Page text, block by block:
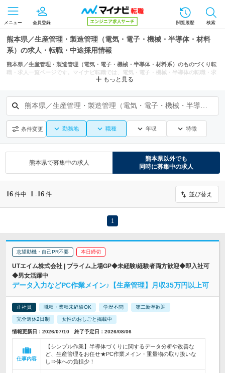
メニュー 会員登録 閲覧履歴 検索
熊本県／生産管理・製造管理（電気・電子・機械・半導体・材料
系）の求人・転職・中途採用情報
熊本県／生産管理・製造管理（電気・電子・機械・半導体・材料系）のものづくり転
職・求人一覧ページです。マイナビ転職では、電気・電子・機械・半導体の転職・求
人情報を熊本市、八代市などの条件からも探せます。
もっと見る
熊本県／生産管理・製造管理（電気・電子・機械・半導体・材料系）
条件変更 勤務地 職種 年収 特徴
熊本県で募集中の求人
熊本県以外でも
同時に募集中の求人
16 件中 1 -16 件 並び替え
1
志望動機・自己PR不要 本日締切
UTエイム株式会社 | プライム上場GP◆未経験/経験者両方歓迎◆即入社可
◆男女活躍中
データ入力などPC作業メイン♪【生産管理】月収35万円以上可
正社員 職種・業種未経験OK 学歴不問 第二新卒歓迎
完全週休2日制 女性のおしごと掲載中
情報更新日：2026/07/10 終了予定日：2026/08/06
仕事内容
【シンプル作業】半導体づくりに関するデータ分析や改善な
ど、生産管理をお任せ★PC作業メイン・重量物の取り扱いな
し⇒体への負担少！